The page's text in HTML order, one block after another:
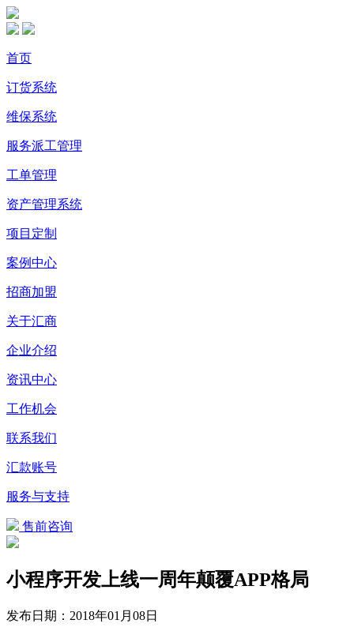
首页
订货系统
维保系统
服务派工管理
工单管理
资产管理系统
项目定制
案例中心
招商加盟
关于汇商
企业介绍
资讯中心
工作机会
联系我们
汇款账号
服务与支持
售前咨询
小程序开发上线一周年颠覆APP格局
发布日期： 2018年01月08日